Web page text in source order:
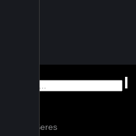
AITO Seres